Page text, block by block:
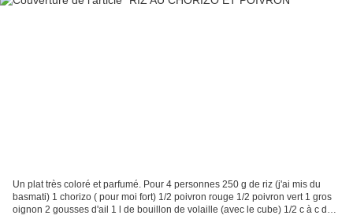
Un plat très coloré et parfumé. Pour 4 personnes 250 g de riz (j'ai mis du
basmati) 1 chorizo ( pour moi fort) 1/2 poivron rouge 1/2 poivron vert 1 gros
oignon 2 gousses d'ail 1 l de bouillon de volaille (avec le cube) 1/2 c à c de